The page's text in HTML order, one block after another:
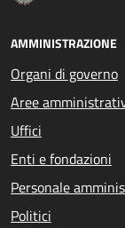
AMMINISTRAZIONE
Organi di governo
Aree
Uffici
Enti e fondazioni
Personale
Politici